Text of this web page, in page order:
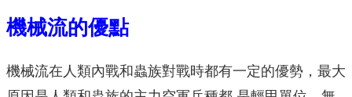
機械流的優點
機械流在人類內戰和蟲族對戰時都有一定的優勢，最大